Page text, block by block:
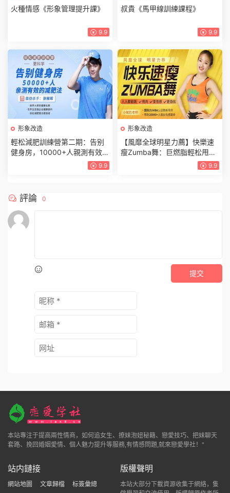
火種情感《形象管理提升課》
9.9
叔貴《馬甲線訓練課程》
9.9
形象改造
輕松減肥訓練營第二期：告别
健身房，10000+人親測有效的
9.9
形象改造
【風靡全球明星力薦】快樂速
瘦Zumba舞：巨燃脂輕松甩肉
跳出性感散發自信（完結） 9.9
評論 0
提交
本站專注于提高兩性情商，如何追女生、撩妹泡妞秘籍、戀愛技巧、把妹聊天
套路、挽回婚姻愛情、個人魅力提升等服務,有情感問題,就來戀愛學社！"
站内鏈接
網站地圖 文章歸檔 标簽彙總
版權聲明
本站大部分下載資源收集于網絡，隻